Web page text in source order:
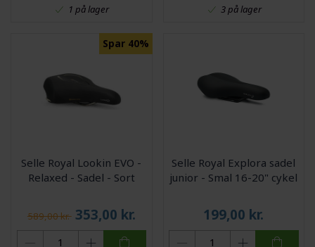
1 på lager 3 på lager
Spar 40%
Selle Royal Lookin EVO -
Relaxed - Sadel - Sort
589,00 kr. 353,00 kr.
Selle Royal Explora sadel
junior - Smal 16-20" cykel
199,00 kr.